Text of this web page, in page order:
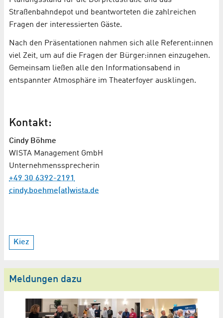
Straßenbahndepot und beantworteten die zahlreichen
Fragen der interessierten Gäste.
Nach den Präsentationen nahmen sich alle Referent:innen
viel Zeit, um auf die Fragen der Bürger:innen einzugehen.
Gemeinsam ließen alle den Informationsabend in
entspannter Atmosphäre im Theaterfoyer ausklingen.
Kontakt:
Cindy Böhme
WISTA Management GmbH
Unternehmenssprecherin
+49 30 6392-2191
cindy.boehme(at)wista.de
Kiez
Meldungen dazu